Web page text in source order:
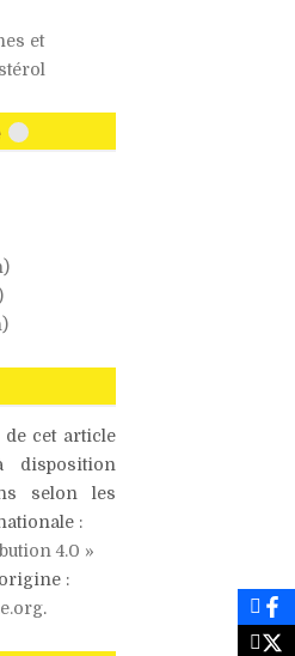
et
de cet article
selon les
:
4.0 »
:
.